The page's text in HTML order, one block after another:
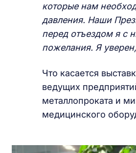
которые нам
давления. Наши
перед отъездом я с
пожелания. Я
Что касается
ведущих
металлопроката и
медицинского